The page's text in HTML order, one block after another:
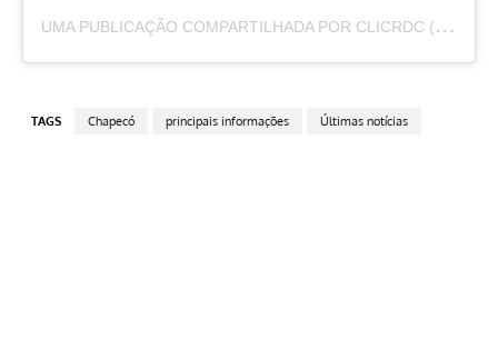
U
MA PUBLICAÇÃO COMPARTILHADA POR CLICRDC (@CLICRDC)
TAGS Chapecó principais informações Últimas notícias